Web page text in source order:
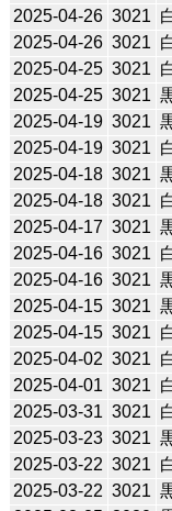
2025-04-26 3021
2025-04-26 3021
2025-04-25 3021
2025-04-25 3021
2025-04-19 3021
2025-04-19 3021
2025-04-18 3021
2025-04-18 3021
2025-04-17 3021
2025-04-16 3021
2025-04-16 3021
2025-04-15 3021
2025-04-15 3021
2025-04-02 3021
2025-04-01 3021
2025-03-31 3021
2025-03-23 3021
2025-03-22 3021
2025-03-22 3021